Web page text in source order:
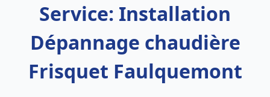
Service: Installation
Dépannage chaudière
Frisquet Faulquemont